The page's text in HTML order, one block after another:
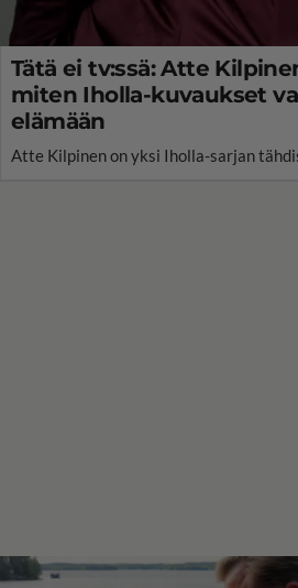
Tätä ei tv:ssä: Atte
miten Iholla-kuvaukset
elämään
Atte Kilpinen on yksi Iholla-sarjan